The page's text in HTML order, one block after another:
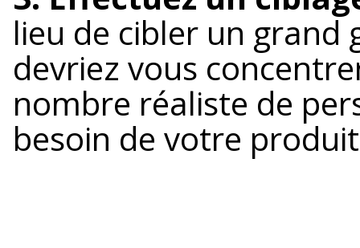
lieu de cibler un grand
devriez vous
nombre réaliste de
besoin de votre